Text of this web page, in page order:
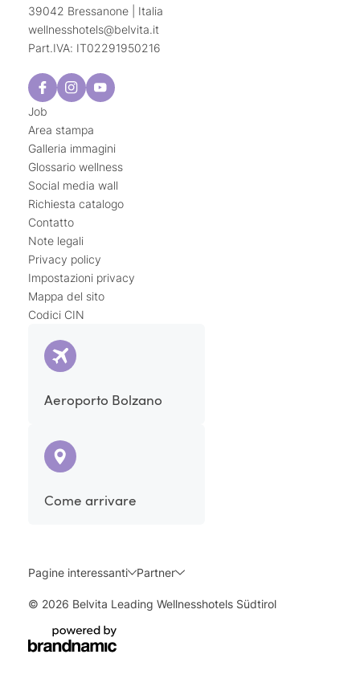
39042 Bressanone | Italia
wellnesshotels@belvita.it
Part.IVA: IT02291950216
Job
Area stampa
Galleria immagini
Glossario wellness
Social media wall
Richiesta catalogo
Contatto
Note legali
Privacy policy
Impostazioni privacy
Mappa del sito
Codici CIN
Aeroporto Bolzano
Come arrivare
Pagine interessanti Partner
© 2026 Belvita Leading Wellnesshotels Südtirol